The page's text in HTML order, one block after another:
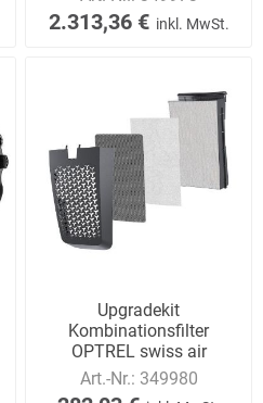
2.313,36 € inkl. MwSt.
Upgradekit
Kombinationsfilter
OPTREL swiss air
Art.-Nr.: 349980